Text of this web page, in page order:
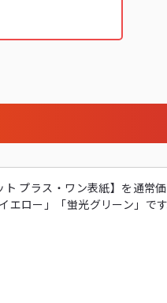
プラス・ワン表紙】を通常
エロー」「蛍光グリーン」で